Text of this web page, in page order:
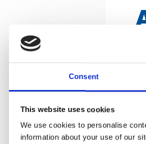
Consent
This website uses cookies
We use cookies to personalise
information about your use of our